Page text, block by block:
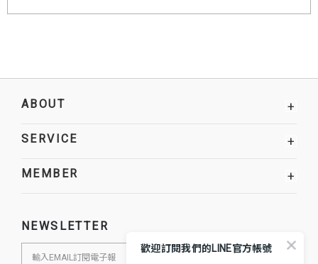
ABOUT +
SERVICE +
MEMBER +
NEWSLETTER
歡迎訂閱我們的LINE官方帳號